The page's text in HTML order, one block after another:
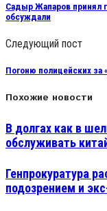
Садыр Жапаров принял
обсуждали
Следующий пост
Погоню полицейских за
Похожие новости
В долгах как в
обслуживать
Генпрокуратура
подозрением и